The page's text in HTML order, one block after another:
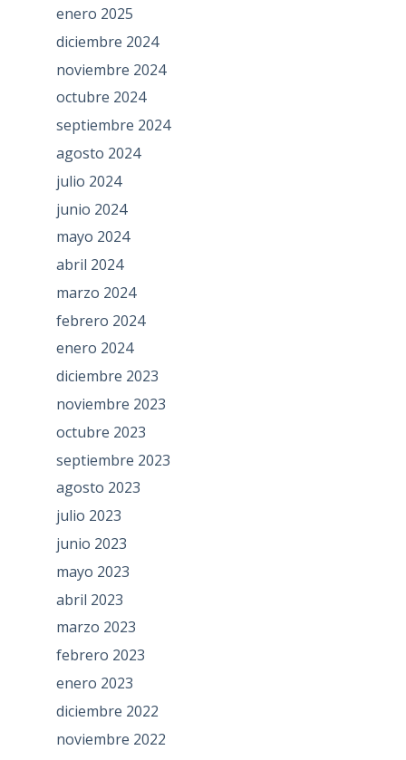
enero 2025
diciembre 2024
noviembre 2024
octubre 2024
septiembre 2024
agosto 2024
julio 2024
junio 2024
mayo 2024
abril 2024
marzo 2024
febrero 2024
enero 2024
diciembre 2023
noviembre 2023
octubre 2023
septiembre 2023
agosto 2023
julio 2023
junio 2023
mayo 2023
abril 2023
marzo 2023
febrero 2023
enero 2023
diciembre 2022
noviembre 2022